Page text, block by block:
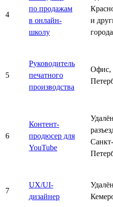
4
по продажам
в онлайн-
школу
и
города
5
Руководитель
печатного
производства
Офис,
6
Контент-
продюсер для
YouTube
Санкт-
7
UX/UI-
дизайнер